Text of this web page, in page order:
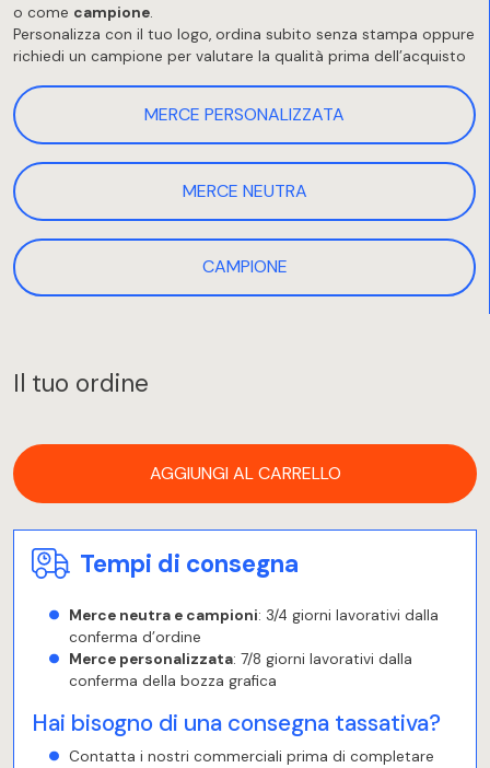
o come campione.
Personalizza con il tuo logo, ordina subito senza stampa oppure
richiedi un campione per valutare la qualità prima dell’acquisto
MERCE PERSONALIZZATA
MERCE NEUTRA
CAMPIONE
Il tuo ordine
AGGIUNGI AL CARRELLO
Tempi di consegna
Merce neutra e campioni: 3/4 giorni lavorativi dalla
conferma d’ordine
Merce personalizzata: 7/8 giorni lavorativi dalla
conferma della bozza grafica
Hai bisogno di una consegna tassativa?
Contatta i nostri commerciali prima di completare